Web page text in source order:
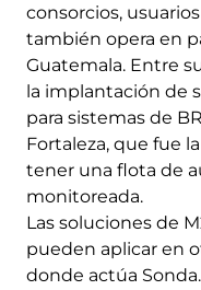
consorcios,
también opera en
Guatemala. Entre
la implantación de
para sistemas de
Fortaleza, que fue
tener una flota de
monitoreada.
Las soluciones de
pueden aplicar en
donde actúa